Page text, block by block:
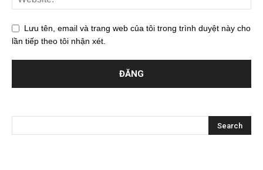
Lưu tên, email và trang web của tôi trong trình duyệt này cho
lần tiếp theo tôi nhận xét.